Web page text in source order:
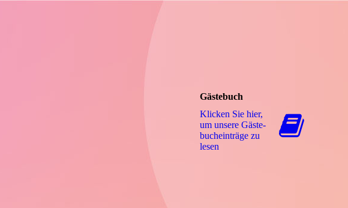
Gästebuch
Klicken Sie hier,
um unsere Gäs­te­
buch­ein­trä­ge zu
lesen